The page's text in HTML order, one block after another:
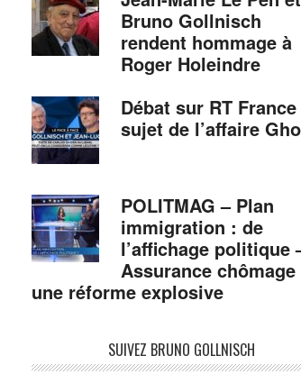
Bruno Gollnisch
rendent hommage à
Roger Holeindre
Débat sur RT France
sujet de l’affaire
POLITMAG – Plan
immigration : de
l’affichage politique
Assurance chômage
une réforme explosive
SUIVEZ BRUNO GOLLNISCH